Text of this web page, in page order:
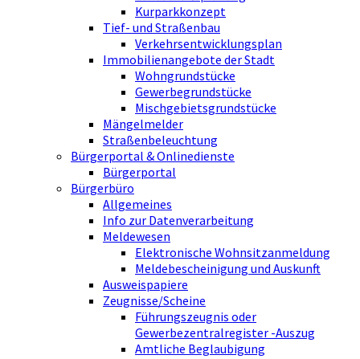
Kurparkkonzept
Tief- und Straßenbau
Verkehrsentwicklungsplan
Immobilienangebote der Stadt
Wohngrundstücke
Gewerbegrundstücke
Mischgebietsgrundstücke
Mängelmelder
Straßenbeleuchtung
Bürgerportal & Onlinedienste
Bürgerportal
Bürgerbüro
Allgemeines
Info zur Datenverarbeitung
Meldewesen
Elektronische Wohnsitzanmeldung
Meldebescheinigung und Auskunft
Ausweispapiere
Zeugnisse/Scheine
Führungszeugnis oder
Gewerbezentralregister -Auszug
Amtliche Beglaubigung